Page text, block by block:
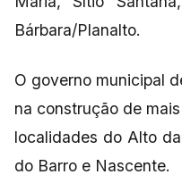
Bárbara/Planalto.
O governo municipal
na construção de
localidades do Alto
do Barro e Nascente.